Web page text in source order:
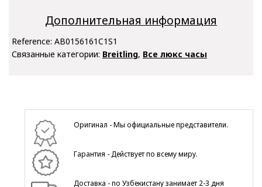
Дополнительная информация
Reference: AB0156161C1S1
Связанные категории: Breitling, Все люкс часы
Оригинал - Мы официальные представители.
Гарантия - Действует по всему миру.
Доставка - по Узбекистану занимает 2-3 дня